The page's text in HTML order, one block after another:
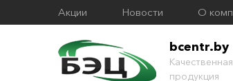
Акции Новости О
bcentr.by
продукция